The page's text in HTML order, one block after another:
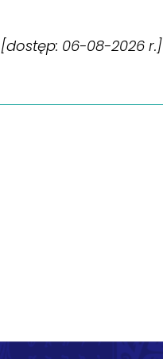
[dostęp: 06-08-2026 r.]